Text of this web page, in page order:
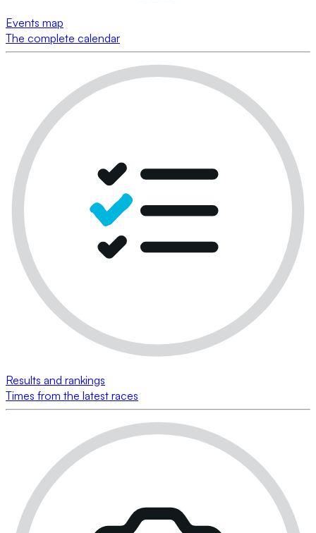
Events map
The complete calendar
Results and rankings
Times from the latest races